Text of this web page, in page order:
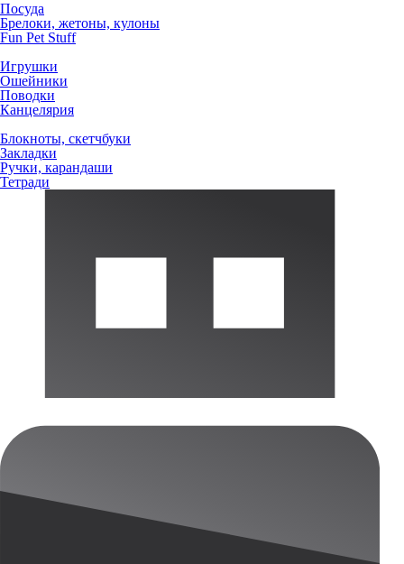
Посуда
Брелоки, жетоны, кулоны
Fun Pet Stuff
Игрушки
Ошейники
Поводки
Канцелярия
Блокноты, скетчбуки
Закладки
Ручки, карандаши
Тетради